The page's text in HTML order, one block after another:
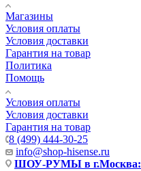
Магазины
Условия оплаты
Условия доставки
Гарантия на товар
Политика
Помощь
Условия оплаты
Условия доставки
Гарантия на товар
8 (499) 444-30-25
info@shop-hisense.ru
ШОУ-РУМЫ в г.Москва: